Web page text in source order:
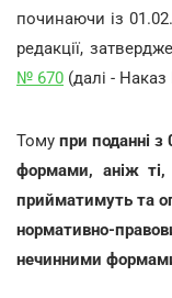
починаючи із
редакції,
№ 670 (далі -
Тому при поданні
формами, аніж ті,
прийматимуть та
нормативно-
нечинними